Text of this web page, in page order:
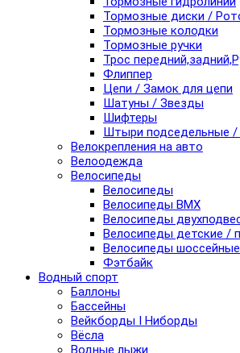
Тормозные диски /
Тормозные колодки
Тормозные ручки
Трос
Флиппер
Цепи / Замок для цепи
Шатуны / Звезды
Шифтеры
Штыри подседельные
Велокрепления на авто
Велоодежда
Велосипеды
Велосипеды
Велосипеды BMX
Велосипеды
Велосипеды детские /
Велосипеды
Фэтбайк
Водный спорт
Баллоны
Бассейны
Вейкборды I Ниборды
Вёсла
Водные лыжи